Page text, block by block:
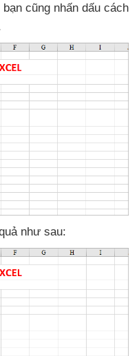
bạn cũng nhấn dấu cách
như sau: